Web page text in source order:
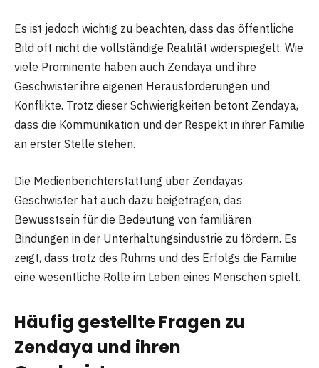
Es ist jedoch wichtig zu beachten, dass das öffentliche
Bild oft nicht die vollständige Realität widerspiegelt. Wie
viele Prominente haben auch Zendaya und ihre
Geschwister ihre eigenen Herausforderungen und
Konflikte. Trotz dieser Schwierigkeiten betont Zendaya,
dass die Kommunikation und der Respekt in ihrer Familie
an erster Stelle stehen.
Die Medienberichterstattung über Zendayas
Geschwister hat auch dazu beigetragen, das
Bewusstsein für die Bedeutung von familiären
Bindungen in der Unterhaltungsindustrie zu fördern. Es
zeigt, dass trotz des Ruhms und des Erfolgs die Familie
eine wesentliche Rolle im Leben eines Menschen spielt.
Häufig gestellte Fragen zu
Zendaya und ihren